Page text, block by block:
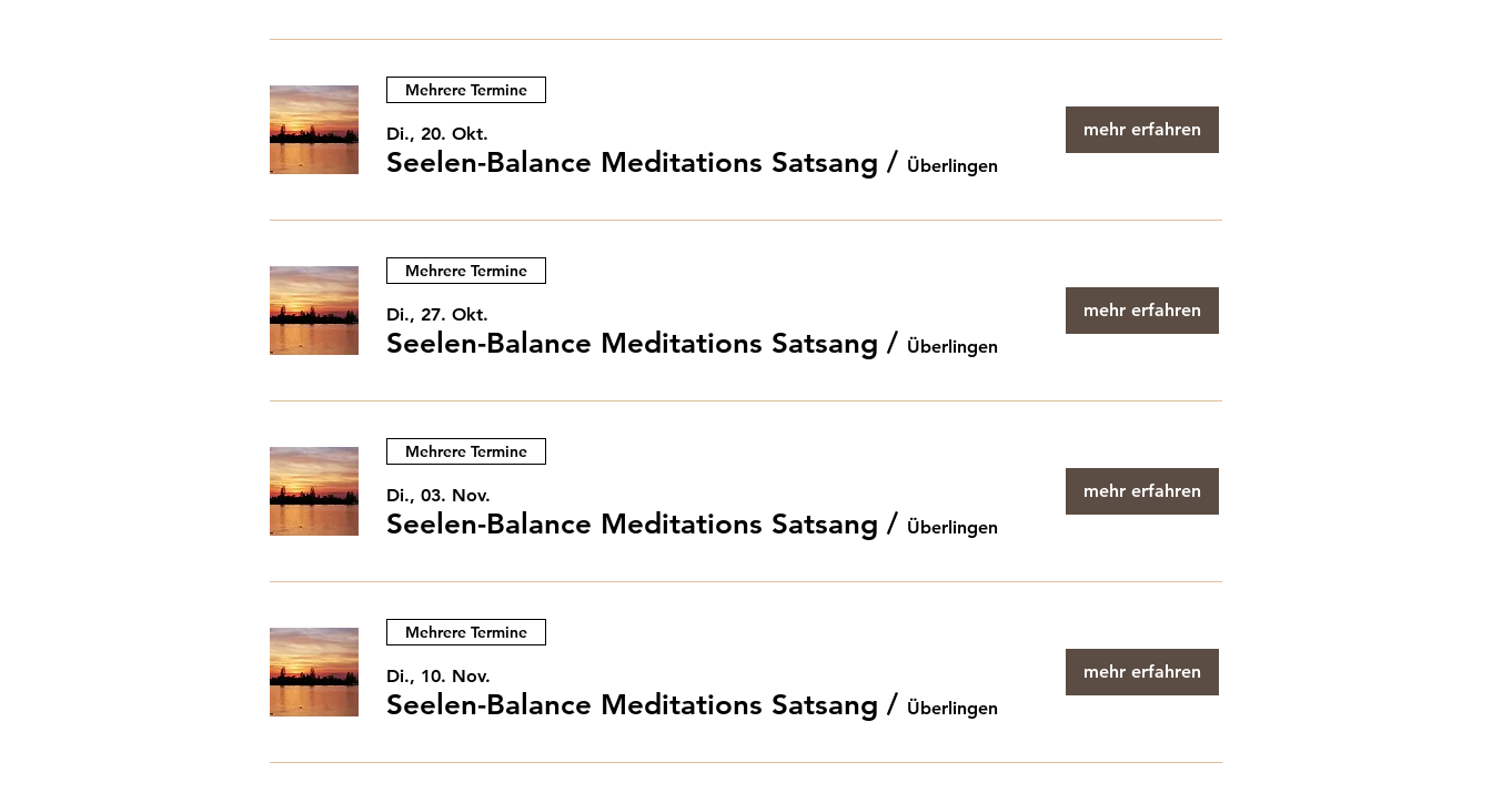
Mehrere Termine
Di., 20. Okt.
Seelen-Balance Meditations Satsang / Überlingen
mehr erfahren
Mehrere Termine
Di., 27. Okt.
Seelen-Balance Meditations Satsang / Überlingen
mehr erfahren
Mehrere Termine
Di., 03. Nov.
Seelen-Balance Meditations Satsang / Überlingen
mehr erfahren
Mehrere Termine
Di., 10. Nov.
Seelen-Balance Meditations Satsang / Überlingen
mehr erfahren